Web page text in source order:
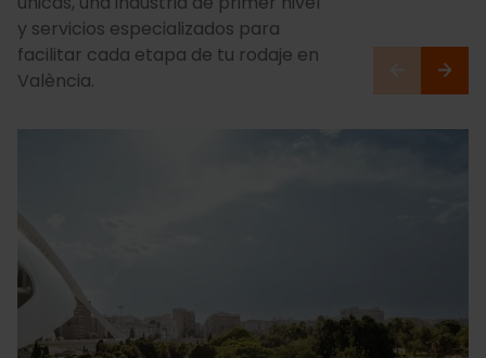
y servicios especializados para
facilitar cada etapa de tu rodaje en
València.